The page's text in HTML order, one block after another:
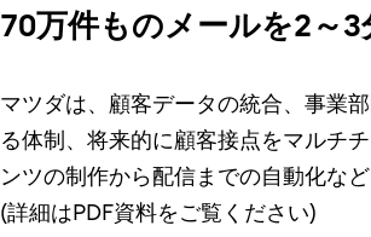
70万件ものメールを2～3
マツダは、顧客データの統合、事業
る体制、将来的に顧客接点をマルチ
ンツの制作から配信までの自動化など
(詳細はPDF資料をご覧ください)